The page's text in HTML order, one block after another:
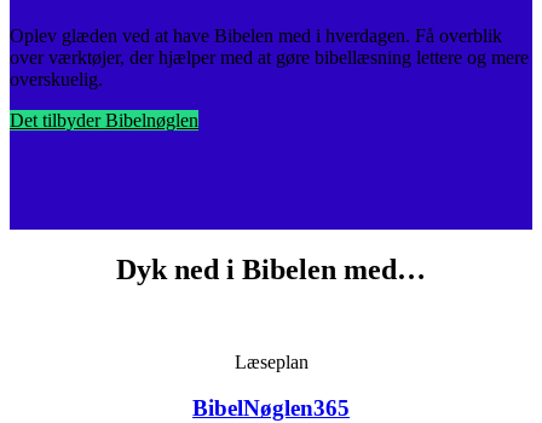
Oplev glæden ved at have Bibelen med i hverdagen. Få overblik
over værktøjer, der hjælper med at gøre bibellæsning lettere og mere
overskuelig.
Det tilbyder Bibelnøglen
Dyk ned i Bibelen med…
Læseplan
BibelNøglen365